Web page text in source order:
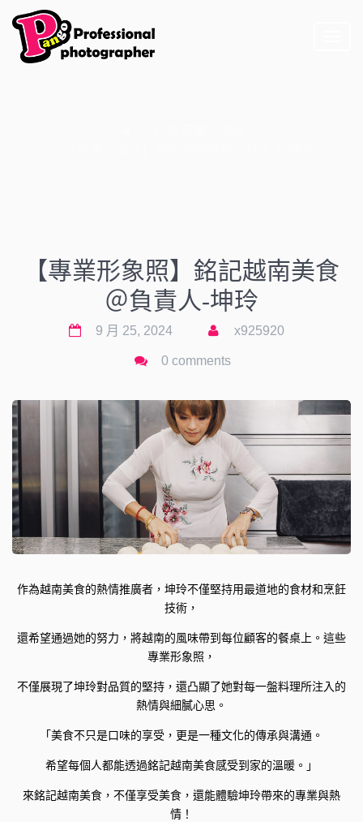
【專業形象照】銘記越南美食
＠負責人-坤玲
9 月 25, 2024 x925920
0 comments
作為越南美食的熱情推廣者，坤玲不僅堅持用最道地的食材和烹飪
技術，
還希望通過她的努力，將越南的風味帶到每位顧客的餐桌上。這些
專業形象照，
不僅展現了坤玲對品質的堅持，還凸顯了她對每一盤料理所注入的
熱情與細膩心思。
「美食不只是口味的享受，更是一種文化的傳承與溝通。
希望每個人都能透過銘記越南美食感受到家的溫暖。」
來銘記越南美食，不僅享受美食，還能體驗坤玲帶來的專業與熱
情！